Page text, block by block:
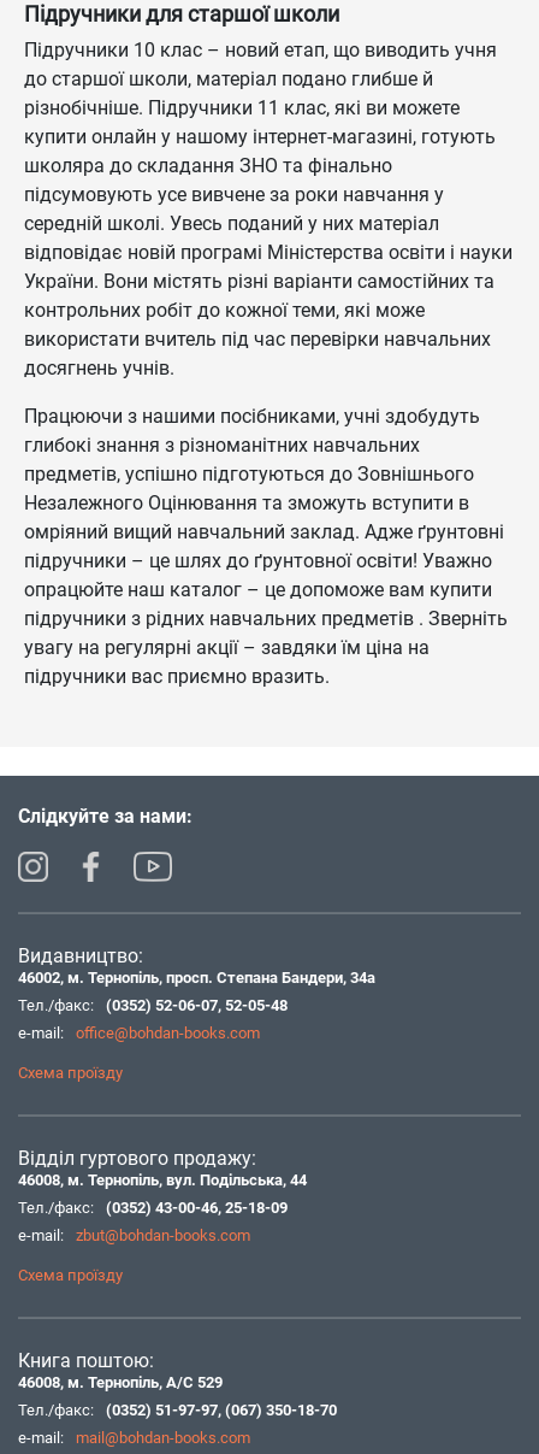
Підручники для старшої школи
Підручники 10 клас – новий етап, що виводить учня
до старшої школи, матеріал подано глибше й
різнобічніше. Підручники 11 клас, які ви можете
купити онлайн у нашому інтернет-магазині, готують
школяра до складання ЗНО та фінально
підсумовують усе вивчене за роки навчання у
середній школі. Увесь поданий у них матеріал
відповідає новій програмі Міністерства освіти і науки
України. Вони містять різні варіанти самостійних та
контрольних робіт до кожної теми, які може
використати вчитель під час перевірки навчальних
досягнень учнів.
Працюючи з нашими посібниками, учні здобудуть
глибокі знання з різноманітних навчальних
предметів, успішно підготуються до Зовнішнього
Незалежного Оцінювання та зможуть вступити в
омріяний вищий навчальний заклад. Адже ґрунтовні
підручники – це шлях до ґрунтовної освіти! Уважно
опрацюйте наш каталог – це допоможе вам купити
підручники з рідних навчальних предметів . Зверніть
увагу на регулярні акції – завдяки їм ціна на
підручники вас приємно вразить.
Слідкуйте за нами:
Видавництво:
46002, м. Тернопіль, просп. Степана Бандери, 34а
Тел./факс:
(0352) 52-06-07, 52-05-48
e-mail:
office@bohdan-books.com
Схема проїзду
Відділ гуртового продажу:
46008, м. Тернопіль, вул. Подільська, 44
Тел./факс:
(0352) 43-00-46, 25-18-09
e-mail:
zbut@bohdan-books.com
Схема проїзду
Книга поштою:
46008, м. Тернопіль, А/С 529
Тел./факс:
(0352) 51-97-97, (067) 350-18-70
e-mail:
mail@bohdan-books.com